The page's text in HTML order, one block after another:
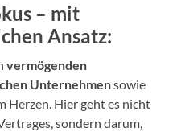
– mit
Ansatz:
vermögenden
Unternehmensowie
Herzen. Hier geht es nicht
sondern darum,